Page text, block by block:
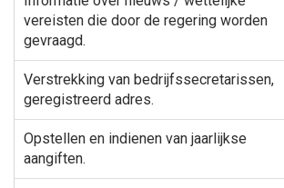
vereisten die door de regering worden
gevraagd.
Verstrekking van bedrijfssecretarissen,
geregistreerd adres.
Opstellen en indienen van jaarlijkse
aangiften.